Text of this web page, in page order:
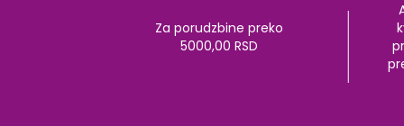
Za porudzbine preko
5000,00 RSD